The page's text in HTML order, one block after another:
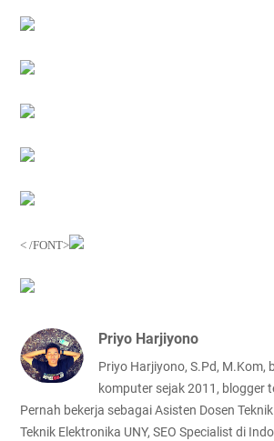
< /FONT>
Priyo Harjiyono
Priyo Harjiyono, S.Pd, M.Kom,
komputer sejak 2011, blogger
Pernah bekerja sebagai Asisten Dosen
Teknik Elektronika UNY, SEO Specialist di